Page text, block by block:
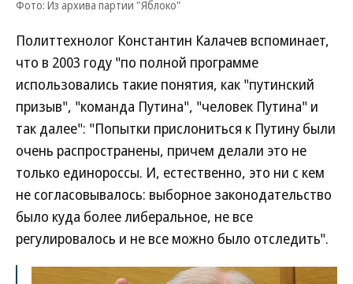
Фото: Из архива партии "Яблоко"
Политтехнолог Константин Калачев вспоминает,
что в 2003 году "по полной программе
использовались такие понятия, как "путинский
призыв", "команда Путина", "человек Путина" и
так далее": "Попытки прислониться к Путину были
очень распространены, причем делали это не
только единороссы. И, естественно, это ни с кем
не согласовывалось: выборное законодательство
было куда более либеральное, не все
регулировалось и не все можно было отследить".